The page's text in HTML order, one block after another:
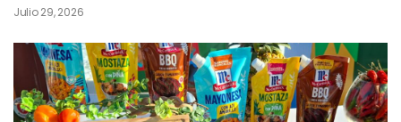
Julio 29, 2026